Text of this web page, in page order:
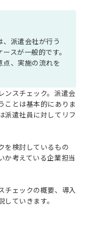
派遣会社が行う
スが一般的です。
点、実施の流れを
ンスチェック。派遣会
ことは基本的にありま
派遣社員に対してリフ
を検討しているもの
か考えている企業担当
チェックの概要、導入
ていきます。